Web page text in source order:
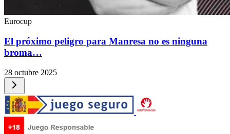
Eurocup
El próximo peligro para Manresa no es ninguna
broma…
28 octubre 2025